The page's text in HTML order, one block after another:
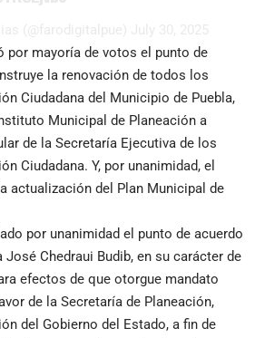
por mayoría de votos el punto de
la renovación de todos los
Ciudadana del Municipio de Puebla,
Municipal de Planeación a
de la Secretaría Ejecutiva de los
Ciudadana. Y, por unanimidad, el
actualización del Plan Municipal de
por unanimidad el punto de acuerdo
Chedraui Budib, en su carácter de
efectos de que otorgue mandato
de la Secretaría de Planeación,
del Gobierno del Estado, a fin de